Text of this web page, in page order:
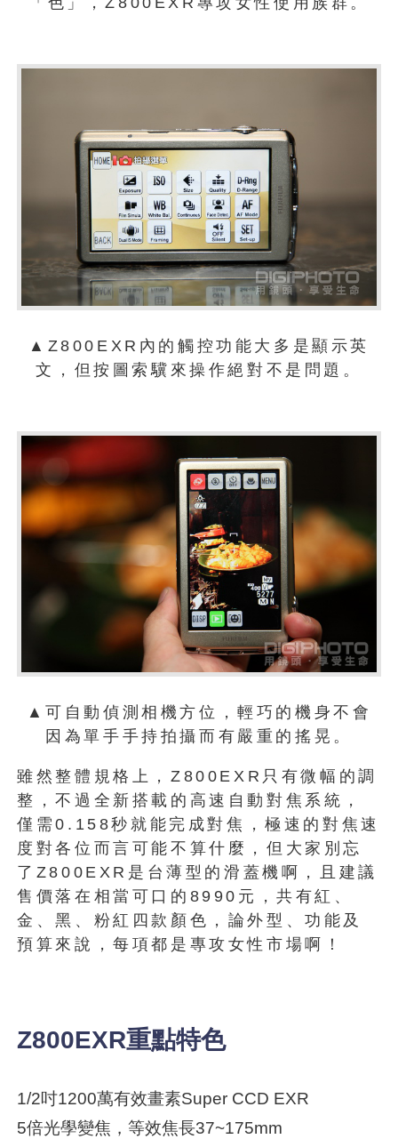
▲Z800EXR內的觸控功能大多是顯示英
文，但按圖索驥來操作絕對不是問題。
▲可自動偵測相機方位，輕巧的機身不會
因為單手手持拍攝而有嚴重的搖晃。
雖然整體規格上，Z800EXR只有微幅的調
整，不過全新搭載的高速自動對焦系統，
僅需0.158秒就能完成對焦，極速的對焦速
度對各位而言可能不算什麼，但大家別忘
了Z800EXR是台薄型的滑蓋機啊，且建議
售價落在相當可口的8990元，共有紅、
金、黑、粉紅四款顏色，論外型、功能及
預算來說，每項都是專攻女性市場啊！
Z800EXR重點特色
1/2吋1200萬有效畫素Super CCD EXR
5倍光學變焦，等效焦長37~175mm